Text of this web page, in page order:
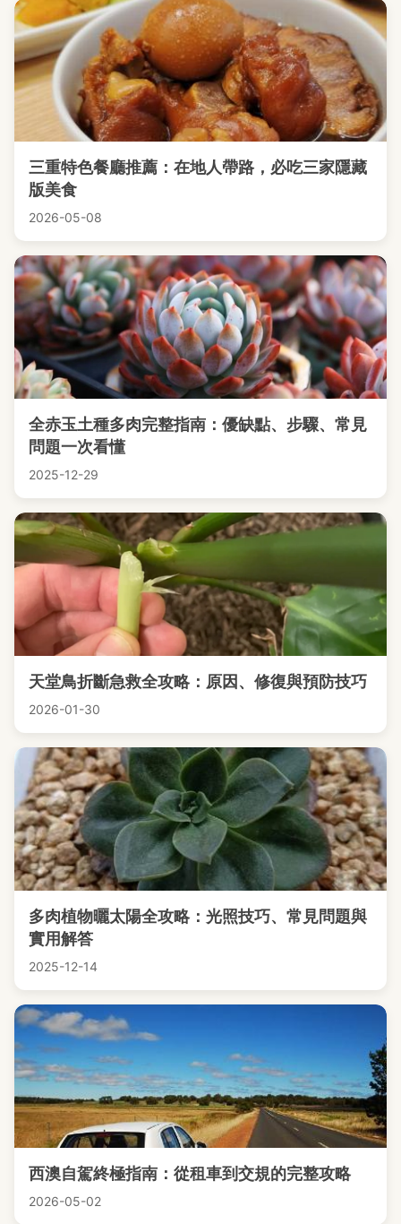
三重特色餐廳推薦：在地人帶路，必吃三家隱藏
版美食
2026-05-08
全赤玉土種多肉完整指南：優缺點、步驟、常見
問題一次看懂
2025-12-29
天堂鳥折斷急救全攻略：原因、修復與預防技巧
2026-01-30
多肉植物曬太陽全攻略：光照技巧、常見問題與
實用解答
2025-12-14
西澳自駕終極指南：從租車到交規的完整攻略
2026-05-02